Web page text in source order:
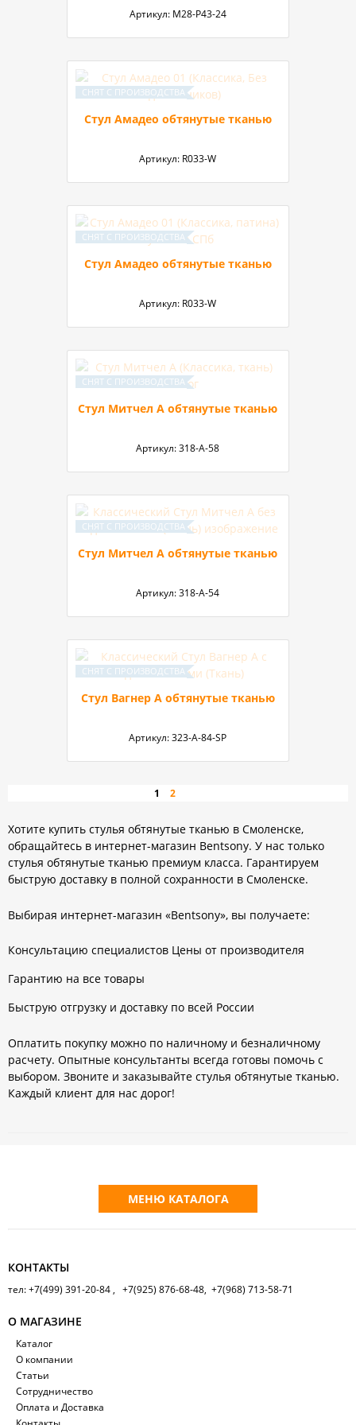
Артикул: М28-Р43-24
Стул Амадео обтянутые тканью
Артикул: R033-W
Стул Амадео обтянутые тканью
Артикул: R033-W
Стул Митчел А обтянутые тканью
Артикул:318-А-58
Стул Митчел А обтянутые тканью
Артикул:318-А-54
Стул Вагнер А обтянутые тканью
Артикул:323-А-84-SP
1 2
Хотите купить стулья обтянутые тканью в Смоленске,
обращайтесь в интернет-магазин Bentsony. У нас только
стулья обтянутые тканью премиум класса. Гарантируем
быструю доставку в полной сохранности в Смоленске.
Выбирая интернет-магазин «Bentsony», вы получаете:
Консультацию специалистов Цены от производителя
Гарантию на все товары
Быструю отгрузку и доставку по всей России
Оплатить покупку можно по наличному и безналичному
расчету. Опытные консультанты всегда готовы помочь с
выбором. Звоните и заказывайте стулья обтянутые тканью.
Каждый клиент для нас дорог!
МЕНЮ КАТАЛОГА
КОНТАКТЫ
тел: +7(499) 391-20-84 , +7(925) 876-68-48, +7(968) 713-58-71
О МАГАЗИНЕ
Каталог
О компании
Статьи
Сотрудничество
Оплата и Доставка